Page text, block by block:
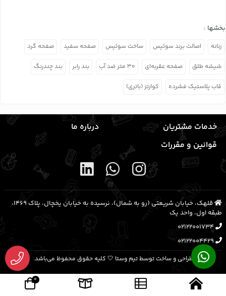
بخشها :
زنانه اصالت برند سوئیس ساخت سوئیس صفحه سفید صفحه گرد
شیشه طلق صفحه عقربه‌ای ۳۰ متر ضد آب بند رابر بند چندرنگ
قاب پلاستیک فشرده کوارتز (باتری)
خدمات مشتریان
درباره ما
قوانین و مقررات
قلهک، خیابان شریعتی (رو به شمال)، نرسیده به خیابان یخچال، پلاک ۱۴۶۹،
طبقه اول، واحد یک
02122001734
02122004429
طراحی و ساخت توسط تیم وستا 🤍 کلیه حقوق محفوظ می‌باشد.
0